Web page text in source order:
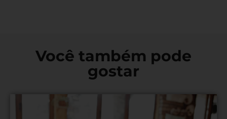
Você também pode
gostar